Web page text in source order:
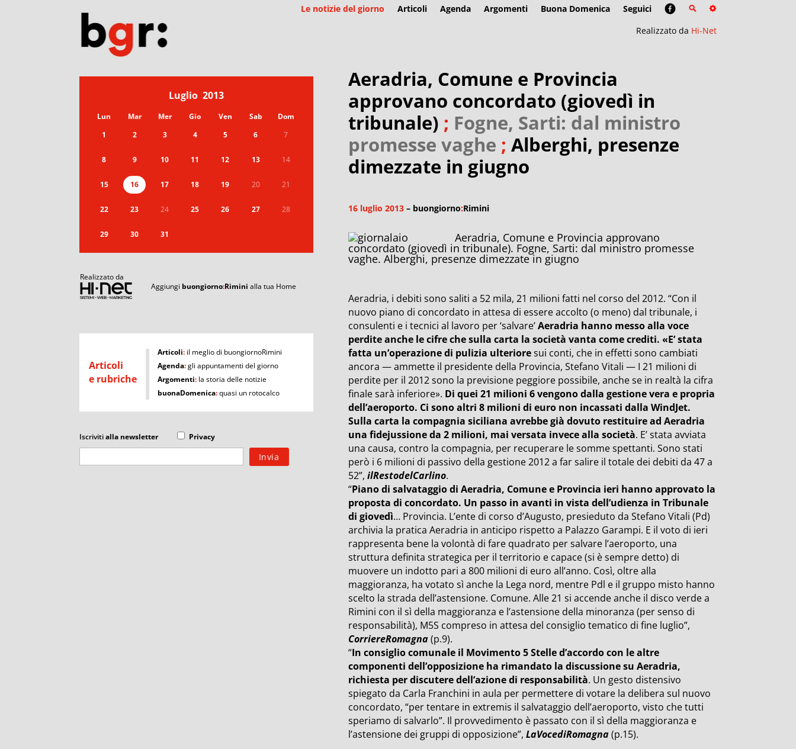
Le notizie del giorno Articoli Agenda Argomenti Buona Domenica
Seguici
Realizzato da Hi-Net
Luglio 2013
Lun Mar Mer Gio Ven Sab
Dom
1
2 3 4 5 6 7
8 9 10 11 12 13 14
15 16 17 18 19 20 21
22 23 24 25 26 27 28
29 30 31
Realizzato da
Aggiungi buongiorno:Riminialla tua Home
Articoli
e rubriche
I Articoli: il meglio di buongiornoRimini
Agenda:gli appuntamenti del giorno
Argomenti: la storia delle notizie
buonaDomenica:quasi un rotocalco
Iscrivitialla newsletter Privacy
Aeradria, Comune e Provincia
approvano concordato (giovedì in
tribunale) ; Fogne, Sarti: dal ministro
promesse vaghe ;Alberghi, presenze
dimezzate in giugno
16 luglio 2013 – buongiorno:Rimini
Aeradria, Comune e Provincia approvano
concordato (giovedì in tribunale). Fogne, Sarti: dal ministro promesse
vaghe. Alberghi, presenze dimezzate in giugno
Aeradria, i debiti sono saliti a 52 mila, 21 milioni fatti nel corso del 2012. “Con il
nuovo piano di concordato in attesa di essere accolto (o meno) dal tribunale, i
consulenti e i tecnici al lavoro per ‘salvare’Aeradria hanno messo alla voce
perdite anche le cifre che sulla carta la società vanta come crediti. «E’ stata
fatta un’operazione di pulizia ulterioresui conti, che in effetti sono cambiati
ancora — ammette il presidente della Provincia, Stefano Vitali — I 21 milioni di
perdite per il 2012 sono la previsione peggiore possibile, anche se in realtà la cifra
finale sarà inferiore». Di quei 21 milioni 6 vengono dalla gestione vera e propria
dell’aeroporto. Ci sono altri 8 milioni di euro non incassati dalla WindJet.
Sulla carta la compagnia siciliana avrebbe già dovuto restituire ad Aeradria
una fidejussione da 2 milioni, mai versata invece alla società. E’ stata avviata
una causa, contro la compagnia, per recuperare le somme spettanti. Sono stati
però i 6 milioni di passivo della gestione 2012 a far salire il totale dei debiti da 47 a
52”,ilRestodelCarlino.
“Piano di salvataggio di Aeradria, Comune e Provincia ieri hanno approvato la
proposta di concordato. Un passo in avanti in vista dell’udienza in Tribunale
di giovedì… Provincia. L’ente di corso d’Augusto, presieduto da Stefano Vitali (Pd)
archivia la pratica Aeradria in anticipo rispetto a Palazzo Garampi. E il voto di ieri
rappresenta bene la volontà di fare quadrato per salvare l’aeroporto, una
struttura definita strategica per il territorio e capace (si è sempre detto) di
muovere un indotto pari a 800 milioni di euro all’anno. Così, oltre alla
maggioranza, ha votato sì anche la Lega nord, mentre Pdl e il gruppo misto hanno
scelto la strada dell’astensione. Comune. Alle 21 si accende anche il disco verde a
Rimini con il sì della maggioranza e l’astensione della minoranza (per senso di
responsabilità), M5S compreso in attesa del consiglio tematico di fine luglio”,
CorriereRomagna(p.9).
“In consiglio comunale il Movimento 5 Stelle d’accordo con le altre
componenti dell’opposizione ha rimandato la discussione su Aeradria,
richiesta per discutere dell’azione di responsabilità. Un gesto distensivo
spiegato da Carla Franchini in aula per permettere di votare la delibera sul nuovo
concordato, “per tentare in extremis il salvataggio dell’aeroporto, visto che tutti
speriamo di salvarlo”. Il provvedimento è passato con il sì della maggioranza e
l’astensione dei gruppi di opposizione”,LaVocediRomagna(p.15).